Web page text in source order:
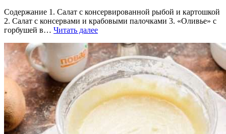
Содержание 1. Салат с консервированной рыбой и картошкой
2. Салат с консервами и крабовыми палочками 3. «Оливье» с
горбушей в… Читать далее